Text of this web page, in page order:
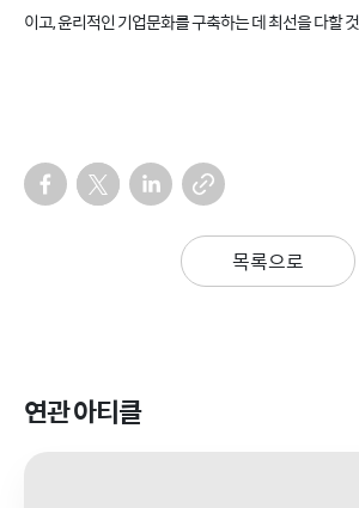
이고,윤리적인 기업문화를 구축하는 데 최선을 다할 것
목록으로
연관 아티클